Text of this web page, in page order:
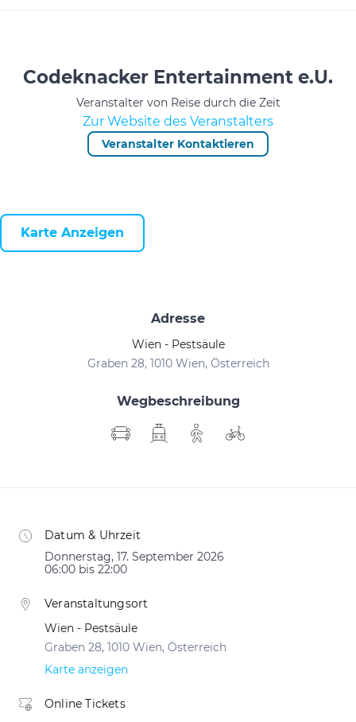
Codeknacker Entertainment e.U.
Veranstalter von Reise durch die Zeit
Zur Website des Veranstalters
Veranstalter Kontaktieren
Karte Anzeigen
Adresse
Wien - Pestsäule
Graben 28, 1010 Wien, Österreich
Wegbeschreibung
Datum & Uhrzeit
Donnerstag, 17. September 2026
06:00 bis 22:00
Veranstaltungsort
Wien - Pestsäule
Graben 28, 1010 Wien, Österreich
Karte anzeigen
Online Tickets